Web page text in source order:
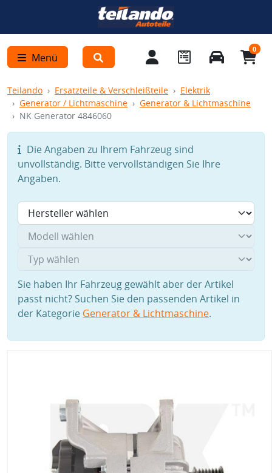
Menü
0
Teilando Ersatzteile & Verschleißteile
Elektrik
Generator / Lichtmaschine
Generator & Lichtmaschine
NK Generator 4846060
Die Angaben zu Ihrem Fahrzeug sind
unvollständig. Bitte vervollständigen Sie Ihre
Angaben.
Sie haben Ihr Fahrzeug gewählt aber der Artikel
passt nicht? Suchen Sie den passenden Artikel in
der Kategorie Generator & Lichtmaschine.